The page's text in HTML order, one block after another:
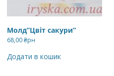
Молд”Цвіт сакури”
68,00₴рн
Додати в кошик